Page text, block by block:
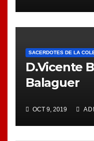
SACERDOTES DE LA
D.Vicente
Balaguer
OCT 9, 2019